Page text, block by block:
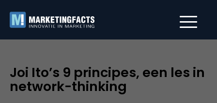
Joi Ito’s 9 principes, een les in
network-thinking